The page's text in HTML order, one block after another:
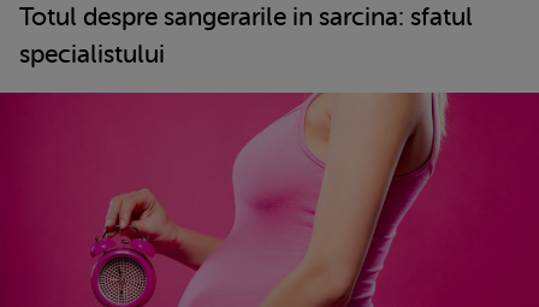
Totul despre sangerarile in sarcina: sfatul
specialistului